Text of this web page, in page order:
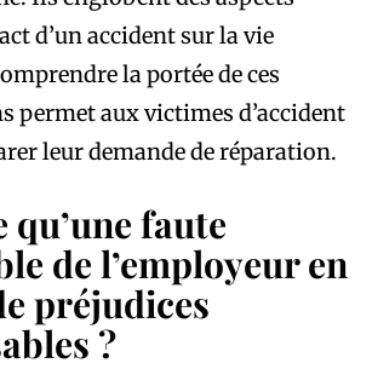
d’un accident sur la vie
la portée de ces
permet aux victimes d’accident
leur demande de réparation.
qu’une faute
de l’employeur en
préjudices
?